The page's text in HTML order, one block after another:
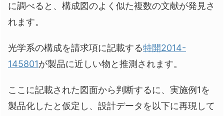
に調べると、構成図のよく似た複数の文献が発見さ
れます。
光学系の構成を請求項に記載する特開2014-
145801が製品に近しい物と推測されます。
ここに記載された図面から判断するに、実施例1を
製品化したと仮定し、設計データを以下に再現して